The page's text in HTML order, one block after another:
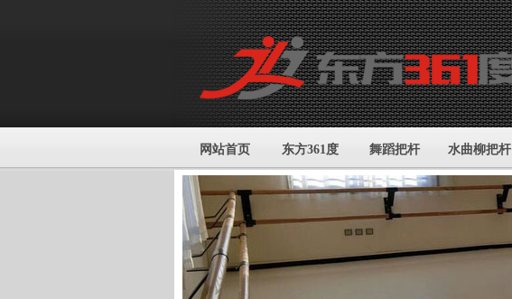
网站首页 东方361度 舞蹈把杆 水曲柳把杆